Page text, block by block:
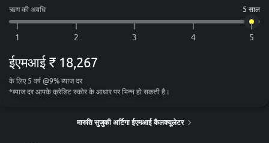
ऋण की अवधि 5 साल
ईएमआई ₹ 18,267
के लिए 5 वर्ष @9% ब्याज दर
*ब्याज दर आपके क्रेडिट स्कोर के आधार पर भिन्न हो सकती है।
मारुति सुजुकी अर्टिगा ईएमआई कैलक्यूलेटर